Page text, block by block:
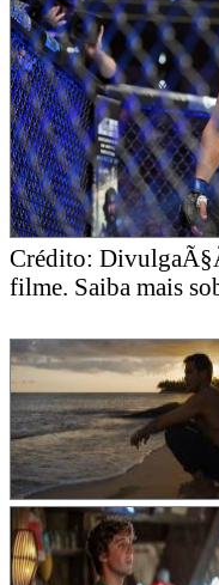
Crédito:
filme. Saiba mais